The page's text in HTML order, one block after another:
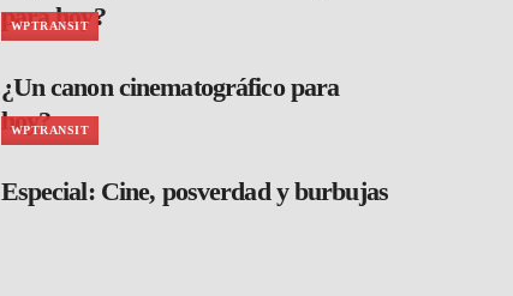
para hoy?
WPTRANSIT
¿Un canon cinematográfico para
hoy?
WPTRANSIT
Especial: Cine, posverdad y burbujas